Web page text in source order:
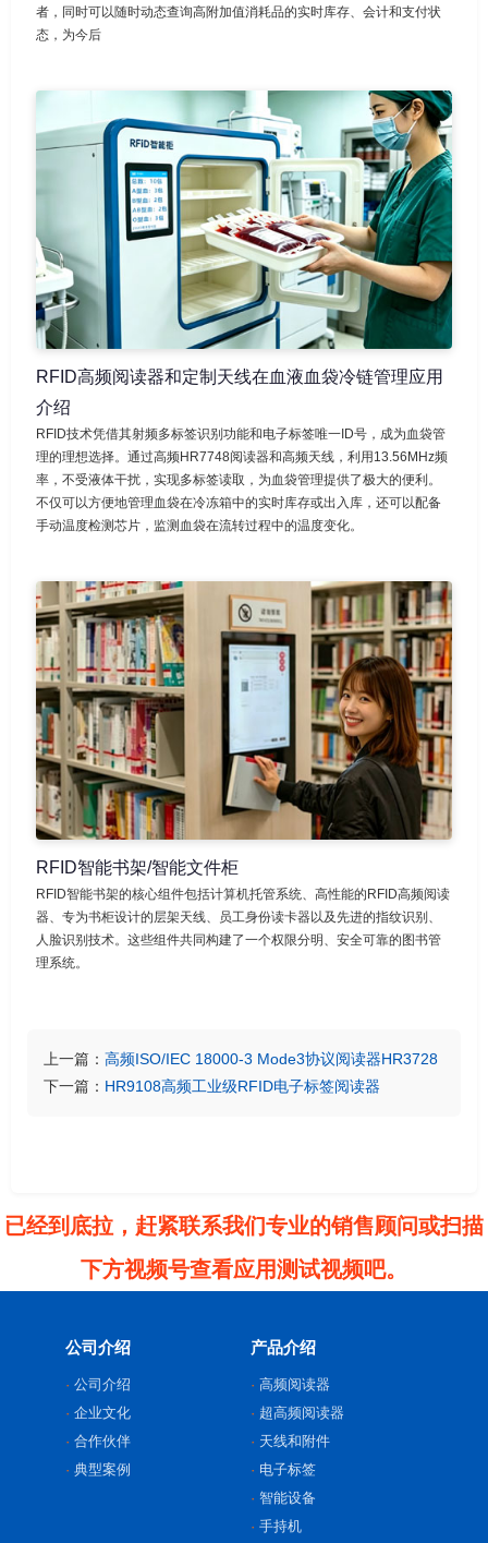
者，同时可以随时动态查询高附加值消耗品的实时库存、会计和支付状
态，为今后
RFID高频阅读器和定制天线在血液血袋冷链管理应用
介绍
RFID技术凭借其射频多标签识别功能和电子标签唯一ID号，成为血袋管
理的理想选择。通过高频HR7748阅读器和高频天线，利用13.56MHz频
率，不受液体干扰，实现多标签读取，为血袋管理提供了极大的便利。
不仅可以方便地管理血袋在冷冻箱中的实时库存或出入库，还可以配备
手动温度检测芯片，监测血袋在流转过程中的温度变化。
RFID智能书架/智能文件柜
RFID智能书架的核心组件包括计算机托管系统、高性能的RFID高频阅读
器、专为书柜设计的层架天线、员工身份读卡器以及先进的指纹识别、
人脸识别技术。这些组件共同构建了一个权限分明、安全可靠的图书管
理系统。
上一篇： 高频ISO/IEC 18000-3 Mode3协议阅读器HR3728
下一篇： HR9108高频工业级RFID电子标签阅读器
已经到底拉，赶紧联系我们专业的销售顾问或扫描
下方视频号查看应用测试视频吧。
公司介绍
公司介绍
企业文化
合作伙伴
典型案例
产品介绍
高频阅读器
超高频阅读器
天线和附件
电子标签
智能设备
手持机